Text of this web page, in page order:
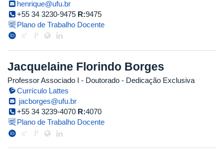
henrique@ufu.br
+55 34 3230-9475 R:9475
Plano de Trabalho Docente
Jacquelaine Florindo Borges
Professor Associado I - Doutorado - Dedicação Exclusiva
Currículo Lattes
jacborges@ufu.br
+55 34 3239-4070 R:4070
Plano de Trabalho Docente